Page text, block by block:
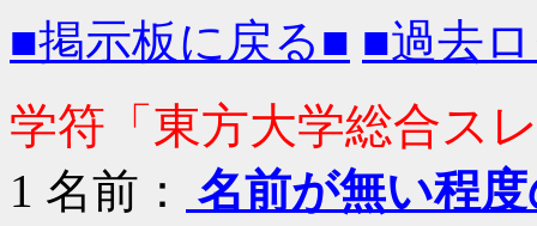
■掲示板に戻る■ ■過去
学符「東方大学総合ス
1 名前：
名前が無い程